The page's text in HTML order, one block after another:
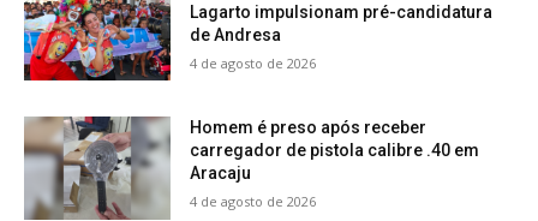
Lagarto impulsionam pré-candidatura
de Andresa
4 de agosto de 2026
Homem é preso após receber
carregador de pistola calibre .40 em
Aracaju
4 de agosto de 2026